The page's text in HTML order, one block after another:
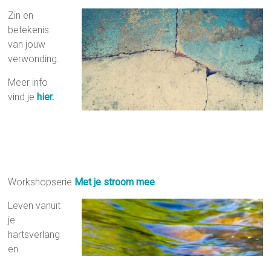
Zin en
betekenis
van jouw
verwonding.
Meer info
vind je hier.
Workshopserie Met je stroom mee
Leven vanuit
je
hartsverlang
en.